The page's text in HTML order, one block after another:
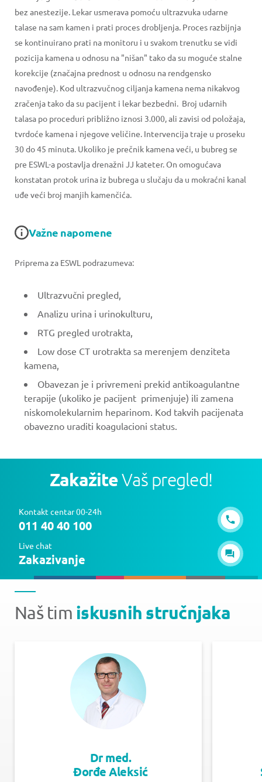
bez anestezije. Lekar usmerava pomoću ultrazvuka udarne
talase na sam kamen i prati proces drobljenja. Proces razbijnja
se kontinuirano prati na monitoru i u svakom trenutku se vidi
pozicija kamena u odnosu na "nišan" tako da su moguće stalne
korekcije (značajna prednost u odnosu na rendgensko
navođenje). Kod ultrazvučnog ciljanja kamena nema nikakvog
zračenja tako da su pacijent i lekar bezbedni. Broj udarnih
talasa po proceduri približno iznosi 3.000, ali zavisi od položaja,
tvrdoće kamena i njegove veličine. Intervencija traje u proseku
30 do 45 minuta. Ukoliko je prečnik kamena veći, u bubreg se
pre ESWL-a postavlja drenažni JJ kateter. On omogućava
konstatan protok urina iz bubrega u slučaju da u mokraćni kanal
uđe veći broj manjih kamenčića.
Važne napomene
Priprema za ESWL podrazumeva:
Ultrazvučni pregled,
Analizu urina i urinokulturu,
RTG pregled urotrakta,
Low dose CT urotrakta sa merenjem denziteta
kamena,
Obavezan je i privremeni prekid antikoagulantne
terapije (ukoliko je pacijent primenjuje) ili zamena
niskomolekularnim heparinom. Kod takvih pacijenata
obavezno uraditi koagulacioni status.
ZakažiteVaš pregled!
Kontakt centar 00-24h
011 40 40 100
Live chat
Zakazivanje
Naš tim iskusnih stručnjaka
Dr med.
Đorđe Aleksić